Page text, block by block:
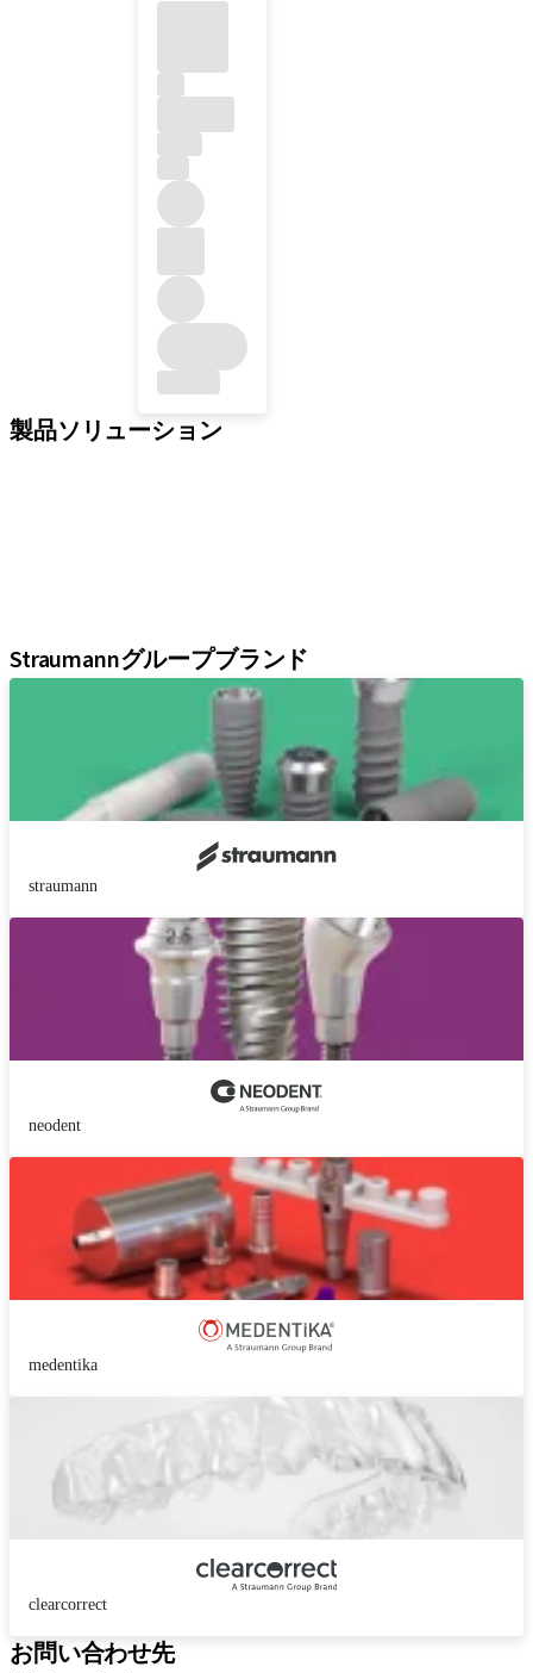
製品ソリューション
Straumannグループブランド
straumann
neodent
medentika
clearcorrect
お問い合わせ先